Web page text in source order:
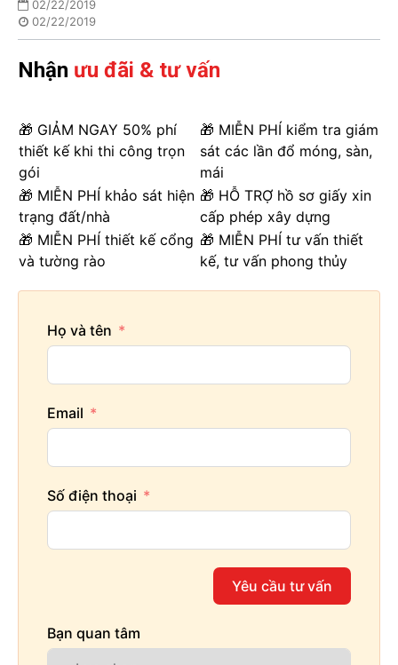
02/22/2019
02/22/2019
Nhận ưu đãi & tư vấn
🎁 GIẢM NGAY 50% phí
thiết kế khi thi công trọn
gói
🎁 MIỄN PHÍ kiểm tra giám
sát các lần đổ móng, sàn,
mái
🎁 MIỄN PHÍ khảo sát hiện
trạng đất/nhà
🎁 HỖ TRỢ hồ sơ giấy xin
cấp phép xây dựng
🎁 MIỄN PHÍ thiết kế cổng
và tường rào
🎁 MIỄN PHÍ tư vấn thiết
kế, tư vấn phong thủy
Họ và tên
Email
Số điện thoại
Yêu cầu tư vấn
Bạn quan tâm